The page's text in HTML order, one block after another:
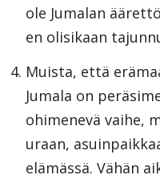
ole Jumalan
en olisikaan
Muista, että
Jumala on
ohimenevä vaihe,
uraan,
elämässä. Vähän